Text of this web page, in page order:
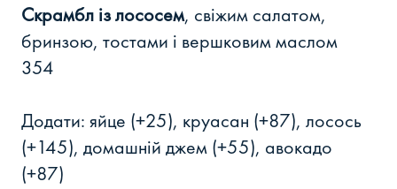
Скрамбл із лососем, свіжим салатом,
бринзою, тостами і вершковим маслом
354
Додати: яйце (+25), круасан (+87), лосось
(+145), домашній джем (+55), авокадо
(+87)